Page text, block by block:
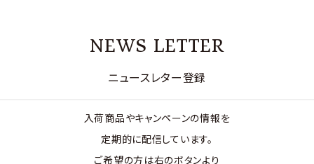
NEWS LETTER
ニュースレター登録
入荷商品やキャンペーンの情報を
定期的に配信しています。
ご希望の方は右のボタンより